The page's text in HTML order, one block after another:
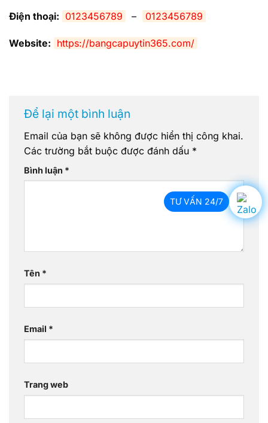
Điện thoại: 0123456789 – 0123456789
Website: https://bangcapuytin365.com/
Để lại một bình luận
Email của bạn sẽ không được hiển thị công khai.
Các trường bắt buộc được đánh dấu *
Bình luận *
Tên *
Email *
Trang web
TƯ VẤN 24/7